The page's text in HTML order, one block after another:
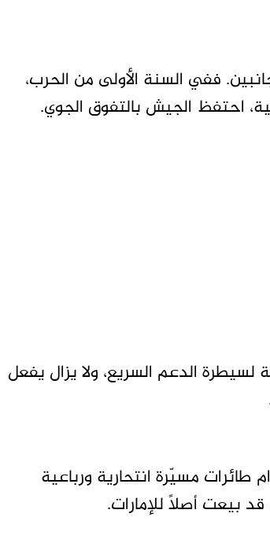
ففي السنة الأولى من الحرب،
احتفظ الجيش بالتفوق الجوي.
الدعم السريع، ولا يزال يفعل
مسيّرة انتحارية ورباعية
بيعت أصلاً للإمارات.